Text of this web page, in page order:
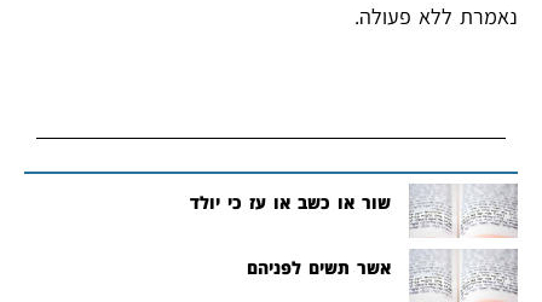
נאמרת ללא פעולה.
שור או כשב או עז כי יולד
אשר תשים לפניהם